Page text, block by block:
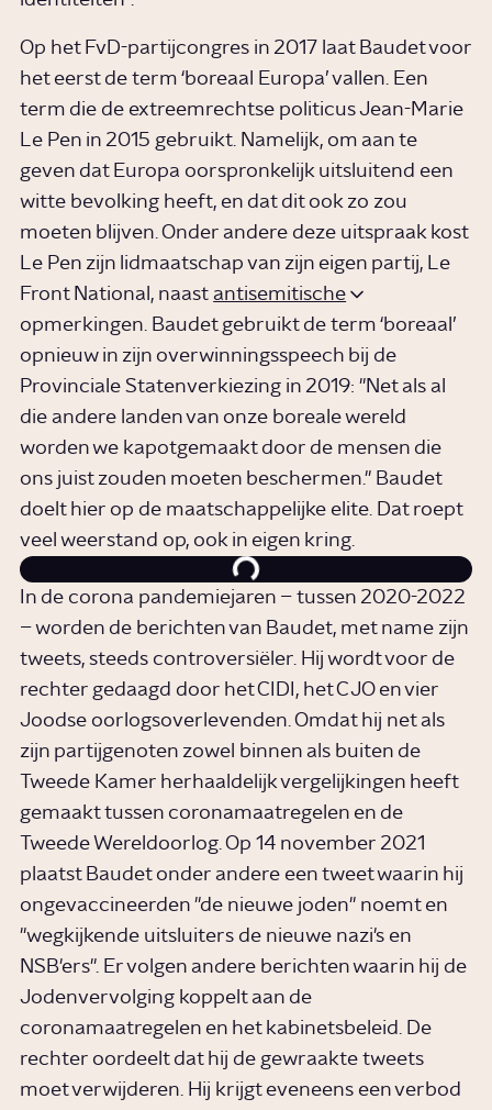
Op het FvD-partijcongres in 2017 laat Baudet voor
het eerst de term ‘boreaal Europa’ vallen. Een
term die de extreemrechtse politicus Jean-Marie
Le Pen in 2015 gebruikt. Namelijk, om aan te
geven dat Europa oorspronkelijk uitsluitend een
witte bevolking heeft, en dat dit ook zo zou
moeten blijven. Onder andere deze uitspraak kost
Le Pen zijn lidmaatschap van zijn eigen partij, Le
Front National, naastantisemitische
opmerkingen. Baudet gebruikt de term ‘boreaal’
opnieuw in zijn overwinningsspeech bij de
Provinciale Statenverkiezing in 2019: "Net als al
die andere landen van onze boreale wereld
worden we kapotgemaakt door de mensen die
ons juist zouden moeten beschermen." Baudet
doelt hier op de maatschappelijke elite. Dat roept
veel weerstand op, ook in eigen kring.
In de corona pandemiejaren – tussen 2020-2022
– worden de berichten van Baudet, met name zijn
tweets, steeds controversiëler. Hij wordt voor de
rechter gedaagd door het CIDI, het CJO en vier
Joodse oorlogsoverlevenden. Omdat hij net als
zijn partijgenoten zowel binnen als buiten de
Tweede Kamer herhaaldelijk vergelijkingen heeft
gemaakt tussen coronamaatregelen en de
Tweede Wereldoorlog. Op 14 november 2021
plaatst Baudet onder andere een tweet waarin hij
ongevaccineerden "de nieuwe joden" noemt en
"wegkijkende uitsluiters de nieuwe nazi's en
NSB'ers". Er volgen andere berichten waarin hij de
Jodenvervolging koppelt aan de
coronamaatregelen en het kabinetsbeleid. De
rechter oordeelt dat hij de gewraakte tweets
moet verwijderen. Hij krijgt eveneens een verbod